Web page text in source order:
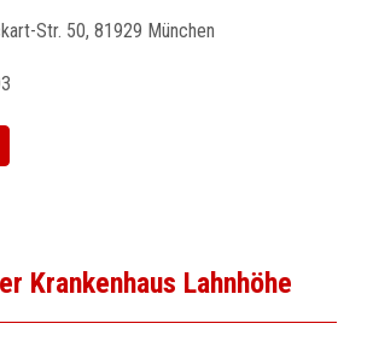
Str. 50, 81929 München
Krankenhaus Lahnhöhe